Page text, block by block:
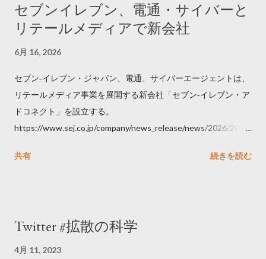
セブンイレブン、電通・サイバーと
リテールメディアで新会社
6月 16, 2026
セブン‐イレブン・ジャパン、電通、サイバーエージェントは、
リテールメディア事業を展開する新会社「セブン‐イレブン・ア
ドコネクト」を設立する。
https://www.sej.co.jp/company/news_release/news/2026/2026
共有
続きを読む
Twitter #拡散の科学
4月 11, 2023